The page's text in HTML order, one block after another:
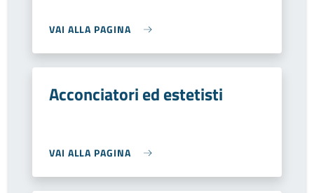
VAI ALLA PAGINA
Acconciatori ed estetisti
VAI ALLA PAGINA